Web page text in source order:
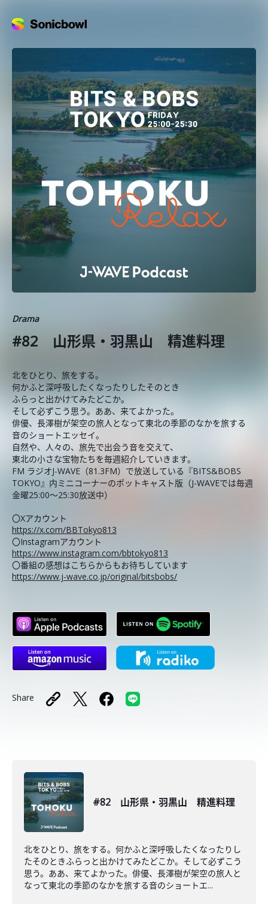
Drama
#82 山形県・羽黒山 精進料理
北をひとり、旅をする。
何かふと深呼吸したくなったりしたそのとき
ふらっと出かけてみたどこか。
そして必ずこう思う。ああ、来てよかった。
俳優、長澤樹が架空の旅人となって東北の季節のなかを旅する
音のショートエッセイ。
自然や、人々の、旅先で出会う音を交えて、
東北の小さな宝物たちを毎週紹介していきます。
FM ラジオJ-WAVE（81.3FM）で放送している『BITS&BOBS
TOKYO』内ミニコーナーのポットキャスト版（J-WAVEでは毎週
金曜25:00～25:30放送中）
〇Xアカウント
https://x.com/BBTokyo813
〇Instagramアカウント
https://www.instagram.com/bbtokyo813
〇番組の感想はこちらからもお待ちしています
https://www.j-wave.co.jp/original/bitsbobs/
Share
#82 山形県・羽黒山 精進料理
北をひとり、旅をする。何かふと深呼吸したくなったりし
たそのときふらっと出かけてみたどこか。そして必ずこう
思う。ああ、来てよかった。俳優、長澤樹が架空の旅人と
なって東北の季節のなかを旅する音のショートエ...